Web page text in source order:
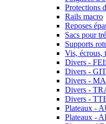
Protections
Rails macro
Reposes
Sacs pour
Supports
Vis, écrous,
Divers -
Divers -
Divers -
Divers -
Divers -
Plateaux -
Plateaux -